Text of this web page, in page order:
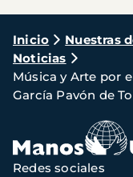
Ruta
de
navegación
Inicio Nuestras
Noticias
Música y Arte por
García Pavón de
Redes sociales